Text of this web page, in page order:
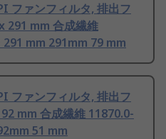
ファンフィルタ, 排出フ
291 mm 合成繊維
mm 291mm 79 mm
ファンフィルタ, 排出フ
mm 合成繊維 11870.0-
51 mm